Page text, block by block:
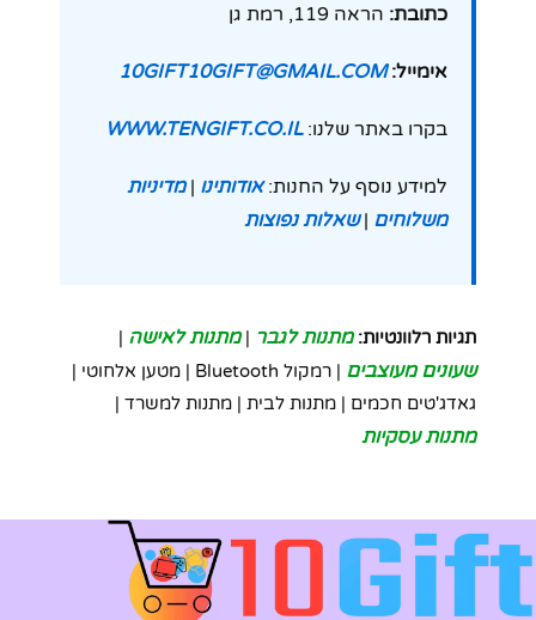
כתובת: הראה 119, רמת גן
אימייל: 10GIFT10GIFT@GMAIL.COM
בקרו באתר שלנו:WWW.TENGIFT.CO.IL
למידע נוסף על החנות:אודותינו |מדיניות
משלוחים |שאלות נפוצות
תגיות רלוונטיות: מתנות לגבר |מתנות לאישה |
שעונים מעוצבים
| רמקול Bluetooth | מטען אלחוטי |
גאדג'טים חכמים | מתנות לבית | מתנות למשרד |
מתנות עסקיות